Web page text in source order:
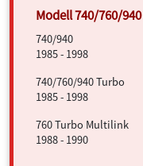
740/940
1985 - 1998
740/760/940 Turbo
1985 - 1998
760 Turbo Multilink
1988 - 1990